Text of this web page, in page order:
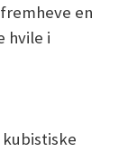
en
hvile i